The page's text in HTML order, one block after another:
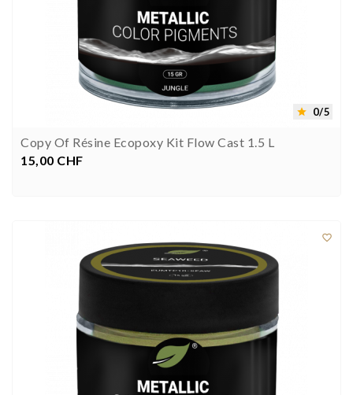
 0/5
Copy Of Résine Ecopoxy Kit Flow Cast 1.5 L
Preis
15,00 CHF
